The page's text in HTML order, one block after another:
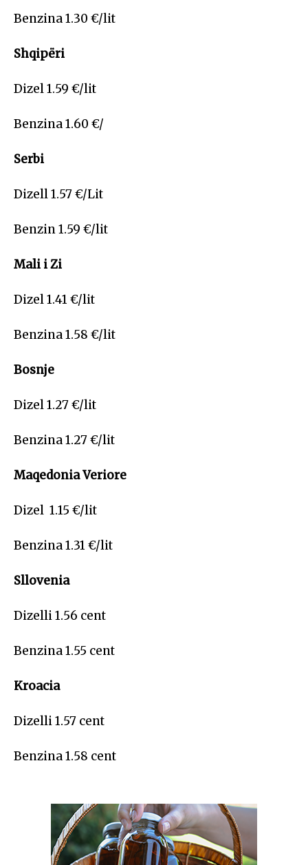
Benzina 1.30 €/lit
Shqipëri
Dizel 1.59 €/lit
Benzina 1.60 €/
Serbi
Dizell 1.57 €/Lit
Benzin 1.59 €/lit
Mali i Zi
Dizel 1.41 €/lit
Benzina 1.58 €/lit
Bosnje
Dizel 1.27 €/lit
Benzina 1.27 €/lit
Maqedonia Veriore
Dizel 1.15 €/lit
Benzina 1.31 €/lit
Sllovenia
Dizelli 1.56 cent
Benzina 1.55 cent
Kroacia
Dizelli 1.57 cent
Benzina 1.58 cent